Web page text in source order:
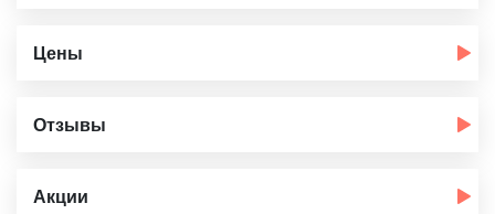
Цены
Отзывы
Акции